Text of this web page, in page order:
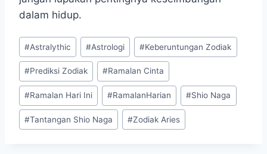
dalam hidup.
Post
Tags:
#Astralythic #Astrologi #Keberuntungan Zodiak
#Prediksi Zodiak #Ramalan Cinta
#Ramalan Hari Ini #RamalanHarian #Shio Naga
#Tantangan Shio Naga #Zodiak Aries